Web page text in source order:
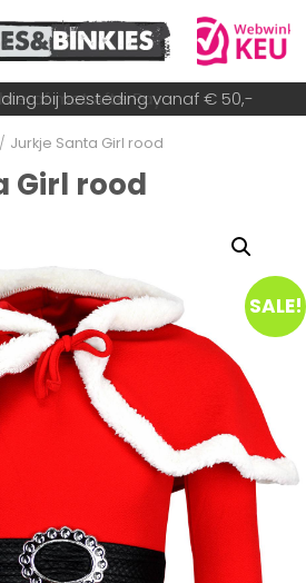
met AfterPay
collectie
bij besteding vanaf € 50,-
= dezelfde dag verzonden!
/ Jurkje Santa Girl rood
Girl rood
SALE!